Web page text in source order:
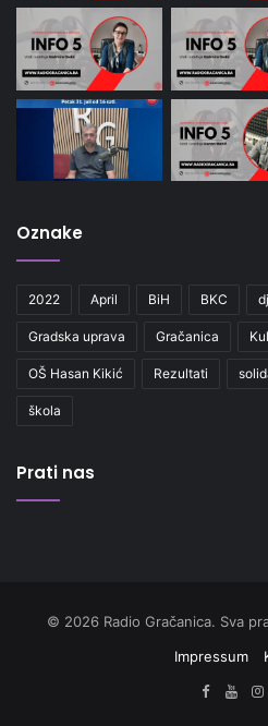
Oznake
2022 April BiH BKC
Gradska uprava Gračanica
OŠ Hasan Kikić Rezultati
škola
Prati nas
© 2026 Radio Gračanica. Sva
Impressum